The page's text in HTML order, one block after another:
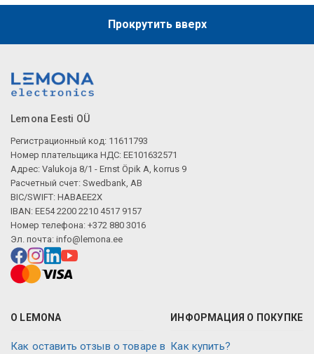
Описание искусственного интеллекта
Прокрутить вверх
Lemona Eesti OÜ
Регистрационный код: 11611793
Номер плательщика НДС: EE101632571
Адрес: Valukoja 8/1 - Ernst Öpik A, korrus 9
Расчетный счет: Swedbank, AB
BIC/SWIFT: HABAEE2X
IBAN: EE54 2200 2210 4517 9157
Номер телефона: +372 880 3016
Эл. почта: info@lemona.ee
О LEMONA
Как оставить отзыв о товаре в
ИНФОРМАЦИЯ О ПОКУПКЕ
Как купить?